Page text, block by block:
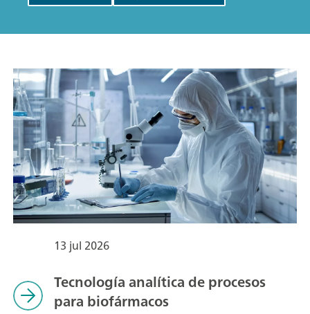
13 jul 2026
Tecnología analítica de procesos
para biofármacos